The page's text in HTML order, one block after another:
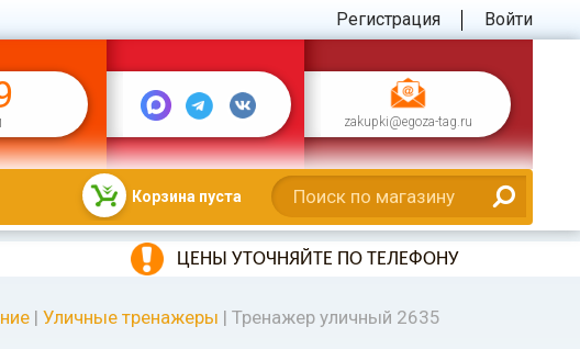
Регистрация Войти
zakupki@egoza-tag.ru
Корзина пуста
ЦЕНЫ УТОЧНЯЙТЕ ПО ТЕЛЕФОНУ
| Уличные тренажеры | Тренажер уличный 2635